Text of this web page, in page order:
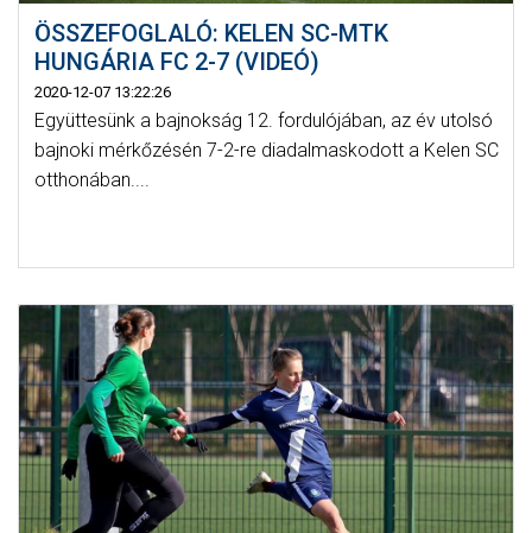
ÖSSZEFOGLALÓ: KELEN SC-MTK
HUNGÁRIA FC 2-7 (VIDEÓ)
2020-12-07 13:22:26
Együttesünk a bajnokság 12. fordulójában, az év utolsó
bajnoki mérkőzésén 7-2-re diadalmaskodott a Kelen SC
otthonában....